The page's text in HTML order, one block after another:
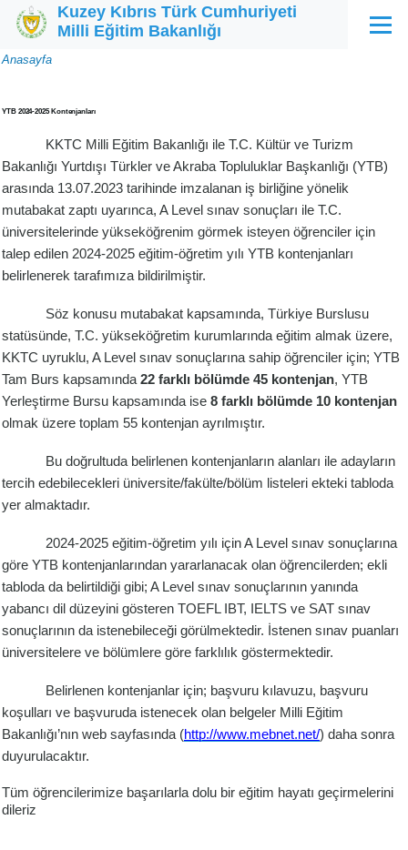
Ana içeriğe atla
Kuzey Kıbrıs Türk Cumhuriyeti
Milli Eğitim Bakanlığı
Menü
Sayfa
Anasayfa
YTB 2024-2025 Kontenjanları
KKTC Milli Eğitim Bakanlığı ile T.C. Kültür ve Turizm
Bakanlığı Yurtdışı Türkler ve Akraba Topluluklar Başkanlığı (YTB)
arasında 13.07.2023 tarihinde imzalanan iş birliğine yönelik
mutabakat zaptı uyarınca, A Level sınav sonuçları ile T.C.
üniversitelerinde yükseköğrenim görmek isteyen öğrenciler için
talep edilen 2024-2025 eğitim-öğretim yılı YTB kontenjanları
belirlenerek tarafımıza bildirilmiştir.
Söz konusu mutabakat kapsamında, Türkiye Burslusu
statüsünde, T.C. yükseköğretim kurumlarında eğitim almak üzere,
KKTC uyruklu, A Level sınav sonuçlarına sahip öğrenciler için; YTB
Tam Burs kapsamında 22 farklı bölümde 45 kontenjan, YTB
Yerleştirme Bursu kapsamında ise 8 farklı bölümde 10 kontenjan
olmak üzere toplam 55 kontenjan ayrılmıştır.
Bu doğrultuda belirlenen kontenjanların alanları ile adayların
tercih edebilecekleri üniversite/fakülte/bölüm listeleri ekteki tabloda
yer almaktadır.
2024-2025 eğitim-öğretim yılı için A Level sınav sonuçlarına
göre YTB kontenjanlarından yararlanacak olan öğrencilerden; ekli
tabloda da belirtildiği gibi; A Level sınav sonuçlarının yanında
yabancı dil düzeyini gösteren TOEFL IBT, IELTS ve SAT sınav
sonuçlarının da istenebileceği görülmektedir. İstenen sınav puanları
üniversitelere ve bölümlere göre farklılık göstermektedir.
Belirlenen kontenjanlar için; başvuru kılavuzu, başvuru
koşulları ve başvuruda istenecek olan belgeler Milli Eğitim
Bakanlığı’nın web sayfasında (http://www.mebnet.net/) daha sonra
duyurulacaktır.
Tüm öğrencilerimize başarılarla dolu bir eğitim hayatı geçirmelerini
dileriz